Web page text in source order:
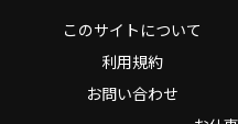
このサイトについて
利用規約
お問い合わせ